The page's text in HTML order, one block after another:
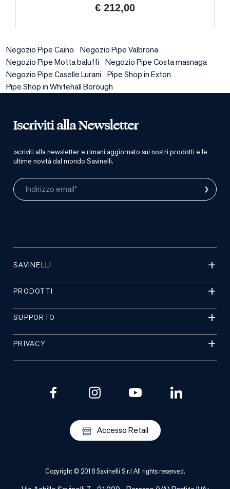
€ 212,00
Negozio Pipe Caino
Negozio Pipe Valbrona
Negozio Pipe Motta baluffi
Negozio Pipe Costa masnaga
Negozio Pipe Caselle Lurani
Pipe Shop in Exton
Pipe Shop in Whitehall Borough
Iscriviti alla Newsletter
iscriviti alla newsletter e rimani aggiornato sui nostri prodotti e le
ultime novità dal mondo Savinelli.
Indirizzo email* ›
SAVINELLI
PRODOTTI
SUPPORTO
PRIVACY
Accesso Retail
Copyright © 2018 Savinelli S.r.l All rights reserved.